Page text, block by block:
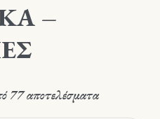
–
77 αποτελέσματα